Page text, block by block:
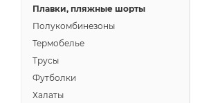
Плавки, пляжные шорты
Полукомбинезоны
Термобелье
Трусы
Футболки
Халаты